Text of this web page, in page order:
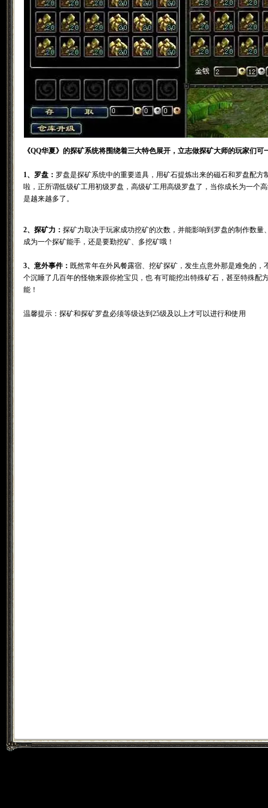
《QQ华夏》的探矿系统将围绕着三大特色展开，立志做探矿大师的玩家们可
1、罗盘： 罗盘是探矿系统中的重要道具，用矿石提炼出来的磁石和罗盘配
啦，正所谓低级矿工用初级罗盘，高级矿工用高级罗盘了，当你成长为一个
是越来越多了。
2、探矿力：探矿力取决于玩家成功挖矿的次数，并能影响到罗盘的制作数
成为一个探矿能手，还是要勤挖矿、多挖矿哦！
3、意外事件： 既然常年在外风餐露宿、挖矿探矿，发生点意外那是难免的
个沉睡了几百年的怪物来跟你抢宝贝，也 有可能挖出特殊矿石，甚至特殊
能！
温馨提示：探矿和探矿罗盘必须等级达到25级及以上才可以进行和使用